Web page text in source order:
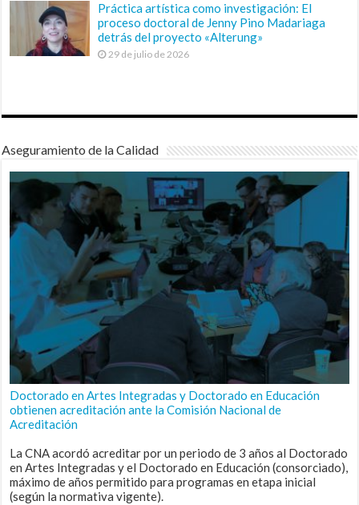
Práctica artística como investigación: El
proceso doctoral de Jenny Pino Madariaga
detrás del proyecto «Alterung»
29 de julio de 2026
Aseguramiento de la Calidad
Doctorado en Artes Integradas y Doctorado en Educación
obtienen acreditación ante la Comisión Nacional de
Acreditación
La CNA acordó acreditar por un periodo de 3 años al Doctorado
en Artes Integradas y el Doctorado en Educación (consorciado),
máximo de años permitido para programas en etapa inicial
(según la normativa vigente).